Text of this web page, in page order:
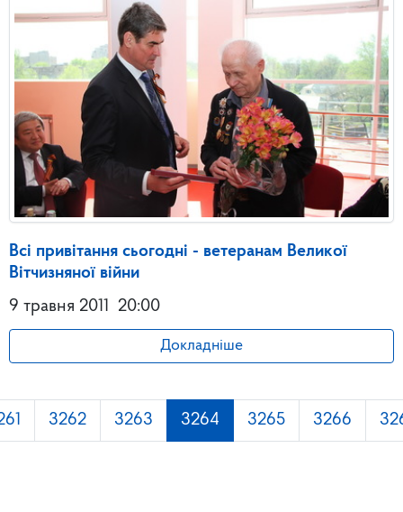
Всі привітання сьогодні - ветеранам Великої
Вітчизняної війни
9 травня 2011 20:00
Докладніше
3262 3263 3264 3265 3266